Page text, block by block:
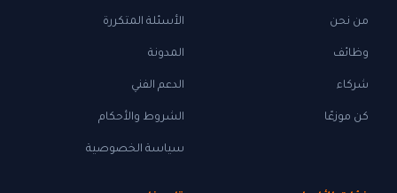
من نحن
وظائف
شركاء
كن موزعًا
الأسئلة المتكررة
المدونة
الدعم الفني
الشروط والأحكام
سياسة الخصوصية